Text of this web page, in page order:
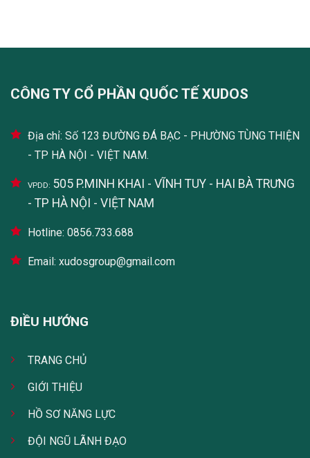
CÔNG TY CỔ PHẦN QUỐC TẾ XUDOS
Địa chỉ: Số 123 ĐƯỜNG ĐÁ BẠC - PHƯỜNG TÙNG THIỆN
- TP HÀ NỘI - VIỆT NAM.
VPDD: 505 P.MINH KHAI - VĨNH TUY - HAI BÀ TRƯNG
- TP HÀ NỘI - VIỆT NAM
Hotline: 0856.733.688
Email: xudosgroup@gmail.com
ĐIỀU HƯỚNG
TRANG CHỦ
GIỚI THIỆU
HỒ SƠ NĂNG LỰC
ĐỘI NGŨ LÃNH ĐẠO